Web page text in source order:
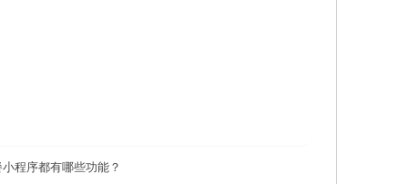
程序都有哪些功能？